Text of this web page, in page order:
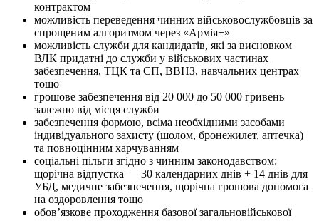
контрактом
можливість переведення чинних військовослужбовців за
спрощеним алгоритмом через «Армія+»
можливість служби для кандидатів, які за висновком
ВЛК придатні до служби у військових частинах
забезпечення, ТЦК та СП, ВВНЗ, навчальних центрах
тощо
грошове забезпечення від 20 000 до 50 000 гривень
залежно від місця служби
забезпечення формою, всіма необхідними засобами
індивідуального захисту (шолом, бронежилет, аптечка)
та повноцінним харчуванням
соціальні пільги згідно з чинним законодавством:
щорічна відпустка — 30 календарних днів + 14 днів для
УБД, медичне забезпечення, щорічна грошова допомога
на оздоровлення тощо
обов’язкове проходження базової загальновійськової